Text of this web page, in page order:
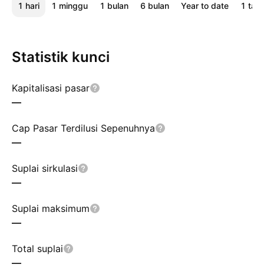
1 hari 1 minggu 1 bulan 6 bulan Year to date 1
Statistik kunci
Kapitalisasi pasar
—
Cap Pasar Terdilusi Sepenuhnya
—
Suplai sirkulasi
—
Suplai maksimum
—
Total suplai
—